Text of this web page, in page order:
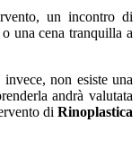
un incontro di
una cena tranquilla a
non esiste una
andrà valutata
di Rinoplastica